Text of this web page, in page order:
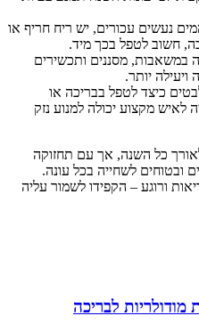
נעשים עכורים, יש ריח חריף או
חשוב לטפל בכך מיד.
במשאבות, מסננים ותכשירים
יותר.
כיצד לטפל בבריכה או
מקצוע יכולה למנוע נזק
כל השנה, אך עם תחזוקה
ובטוחים לשחייה בכל עונה.
ורוגע – הקפידו לשמור עליה
מודולריות לבריכה